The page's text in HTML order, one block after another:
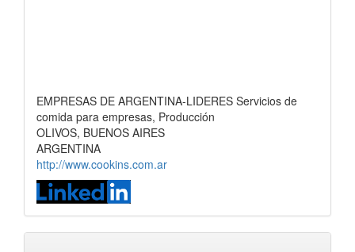
EMPRESAS DE ARGENTINA-LIDERES Servicios de
comida para empresas, Producción
OLIVOS, BUENOS AIRES
ARGENTINA
http://www.cookins.com.ar